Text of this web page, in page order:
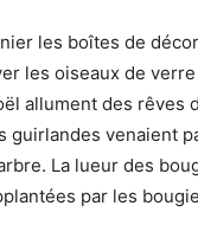
les boîtes de
les oiseaux de
allument des rêves
guirlandes venaient
La lueur des
par les